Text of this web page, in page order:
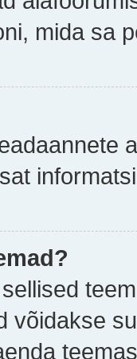
mida sa
võidakse